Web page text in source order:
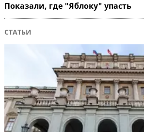
Показали, где "Яблоку" упасть
СТАТЬИ